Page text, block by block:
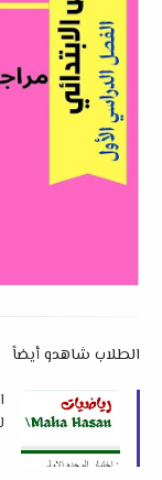
الطلاب شاهدو أيضاً